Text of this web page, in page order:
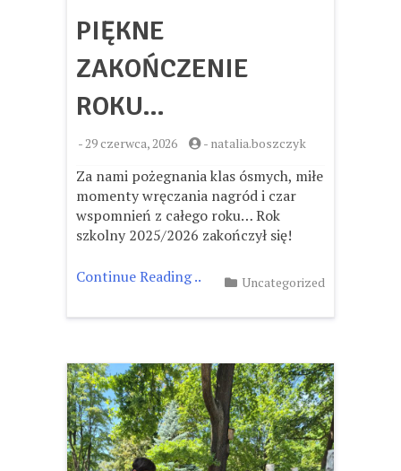
PIĘKNE
ZAKOŃCZENIE
ROKU…
-29 czerwca, 2026 - natalia.boszczyk
Za nami pożegnania klas ósmych, miłe
momenty wręczania nagród i czar
wspomnień z całego roku… Rok
szkolny 2025/2026 zakończył się!
Continue Reading .. Uncategorized